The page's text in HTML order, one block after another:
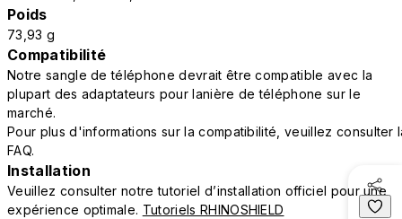
Poids
73,93 g
Compatibilité
Notre sangle de téléphone devrait être compatible avec la
plupart des adaptateurs pour lanière de téléphone sur le
marché.
Pour plus d'informations sur la compatibilité, veuillez consulter
FAQ.
Installation
Veuillez consulter notre tutoriel d’installation officiel pour une
expérience optimale. Tutoriels RHINOSHIELD